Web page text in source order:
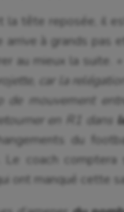
et
la tête reposée, il
à grands pas
au mieux la suite.
car la
de mouvement
en R1 dans
du
coach comptera
ont manqué cette